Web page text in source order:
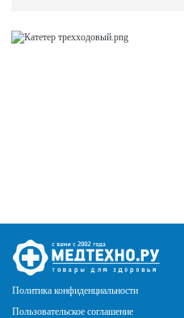
Политика конфиденциальности
Пользовательское соглашение